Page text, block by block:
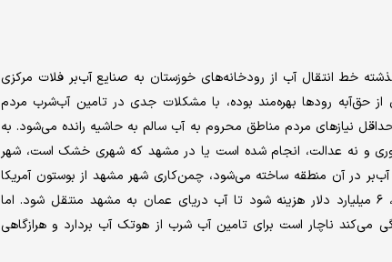
خط انتقال آب از رودخانه‌های خوزستان به صنایع آب‌بر فلات مرکزی
حق‌آبه رودها بهره‌مند بوده، با مشکلات جدی در تامین آب‌شرب مردم
نیازهای مردم مناطق محروم به آب سالم به حاشیه رانده می‌شود. به
و نه عدالت، انجام شده است یا در مشهد که شهری خشک است، شهر
در آن منطقه ساخته می‌شود، چمن‌کاری شهر مشهد از بوستون آمریکا
که کنار آب واقع شده، بیشتر است. درهمین‌حال به اسم بحران آب، ۶ میلیارد دلار هزینه شود تا آب دریای عمان به مشهد منتقل شود. اما
می‌کند ناچار است برای تامین آب شرب از هوتک آب بردارد و هرازگاهی